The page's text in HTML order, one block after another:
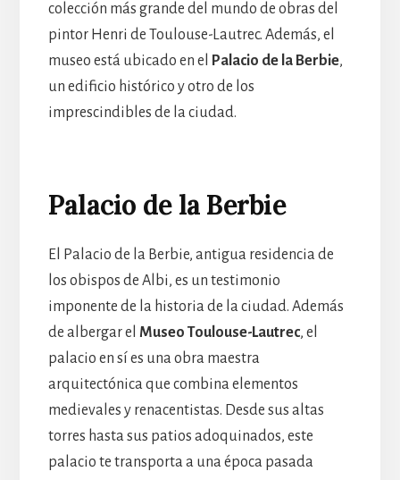
colección más grande del mundo de obras del
pintor Henri de Toulouse-Lautrec. Además, el
museo está ubicado en el
Palacio de la Berbie,
un edificio histórico y otro de los
imprescindibles de la ciudad.
Palacio de la Berbie
El Palacio de la Berbie, antigua residencia de
los obispos de Albi, es un testimonio
imponente de la historia de la ciudad. Además
de albergar el Museo Toulouse-Lautrec, el
palacio en sí es una obra maestra
arquitectónica que combina elementos
medievales y renacentistas. Desde sus altas
torres hasta sus patios adoquinados, este
palacio te transporta a una época pasada